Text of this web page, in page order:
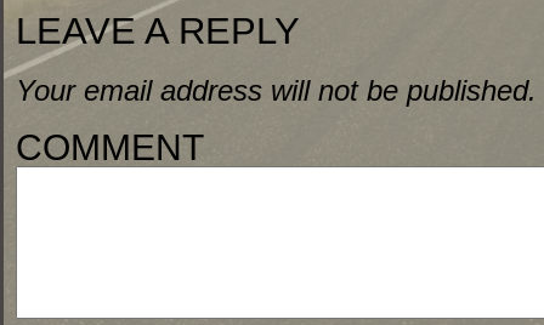
LEAVE A REPLY
Your email address will not be published.